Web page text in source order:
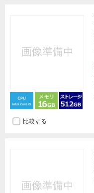
比較する